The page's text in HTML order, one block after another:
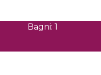
Bagni: 1